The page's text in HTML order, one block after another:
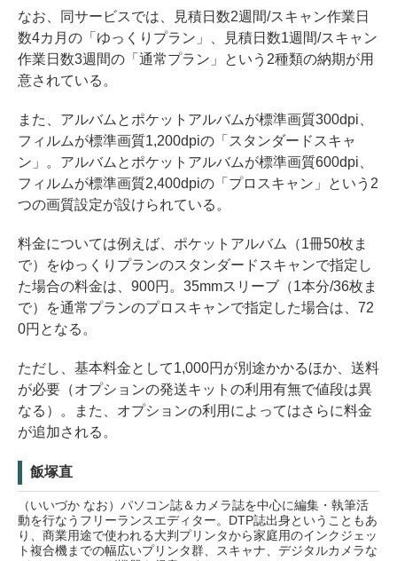
なお、同サービスでは、見積日数2週間/スキャン作業日
数4カ月の「ゆっくりプラン」、見積日数1週間/スキャン
作業日数3週間の「通常プラン」という2種類の納期が用
意されている。
また、アルバムとポケットアルバムが標準画質300dpi、
フィルムが標準画質1,200dpiの「スタンダードスキャ
ン」。アルバムとポケットアルバムが標準画質600dpi、
フィルムが標準画質2,400dpiの「プロスキャン」という2
つの画質設定が設けられている。
料金については例えば、ポケットアルバム（1冊50枚ま
で）をゆっくりプランのスタンダードスキャンで指定し
た場合の料金は、900円。35mmスリーブ（1本分/36枚ま
で）を通常プランのプロスキャンで指定した場合は、72
0円となる。
ただし、基本料金として1,000円が別途かかるほか、送料
が必要（オプションの発送キットの利用有無で値段は異
なる）。また、オプションの利用によってはさらに料金
が追加される。
飯塚直
（いいづか なお）パソコン誌＆カメラ誌を中心に編集・執筆活
動を行なうフリーランスエディター。DTP誌出身ということもあ
り、商業用途で使われる大判プリンタから家庭用のインクジェッ
ト複合機までの幅広いプリンタ群、スキャナ、デジタルカメラな